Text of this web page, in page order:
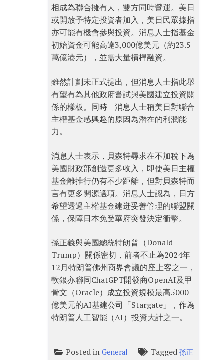
相成為聯合擁有人，雙方同時營運。美日
或開放予特定投資者加入，美日民眾據指
亦可能有機會參與投資。消息人士指基金
初始資金可能高達3,000億美元（約23.5
萬億港元），並需大量槓桿融資。
雖然計劃未正式提出，但消息人士指此舉
有望有為其他政府嘗試與美國建立投資關
係的樣板。同時，消息人士稱美日對聯合
主權基金感興趣的原因為潛在的利潤能
力。
消息人士表示，貝森特尋求在不加稅下為
美國財政部創造更多收入，即使美日主權
基金離推行仍有不少距離，但對貝森特而
言有更多開源選項。消息人士認為，日方
希望透過主權基金建迸妥善管理的聯盟關
係，保障日本免受華府突發決定衝擊。
孫正義與美國總統特朗普（Donald
Trump）關係密切，前者不止為2024年
12月特朗普佛州商界會議的座上客之一，
軟銀亦聯同ChatGPT開發商OpenAI及甲
骨文（Oracle）成立投資規模最高5000
億美元的AI基建公司「Stargate」，作為
特朗普人工智能（AI）投資大計之一。
Posted in General Tagged 孫正